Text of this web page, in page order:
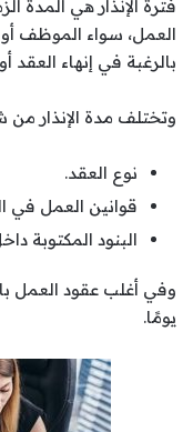
فترة الإنذار هي المدة
العمل، سواء الموظف أو
بالرغبة في إنهاء العقد
وتختلف مدة الإنذار
نوع العقد.
قوانين العمل في
البنود المكتوبة
يومًا.